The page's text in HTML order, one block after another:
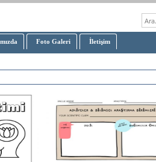
Foto Galeri İletişim